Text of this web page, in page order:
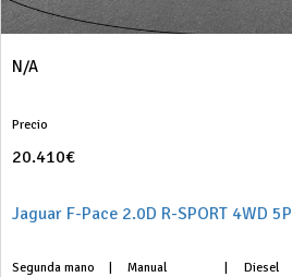
N/A
Precio
20.410€
Jaguar F-Pace 2.0D R-SPORT 4WD 5P
Segunda mano Manual Diesel